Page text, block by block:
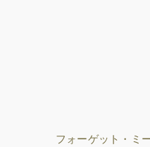
フォーゲット・ミ